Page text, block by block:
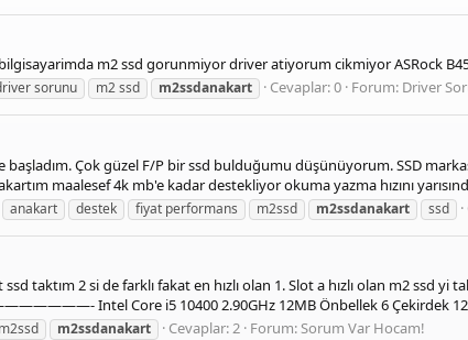
m2 ssd gorunmiyor driver atiyorum cikmiyor ASRock
sorunu m2 ssd m2ssdanakart Cevaplar: 0 Forum: Driver
Çok güzel F/P bir ssd bulduğumu düşünüyorum. SSD
maalesef 4k mb'e kadar destekliyor okuma yazma hızını
anakart destek fiyat performans m2ssd m2ssdanakart ssd
taktım 2 si de farklı fakat en hızlı olan 1. Slot a hızlı olan m2 ssd yi
Intel Core i5 10400 2.90GHz 12MB Önbellek 6 Çekirdek
m2ssd m2ssdanakart Cevaplar: 2 Forum:Sorum Var Hocam!